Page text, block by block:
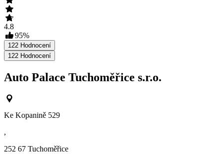
4.8
95%
122 Hodnocení
122 Hodnocení
Auto Palace Tuchoměřice s.r.o.
Ke Kopanině 529
,
252 67 Tuchoměřice